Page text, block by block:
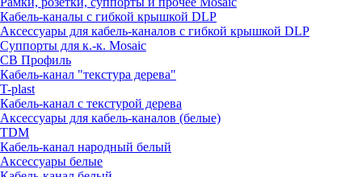
Кабель-каналы с гибкой крышкой DLP
Аксессуары для кабель-каналов с гибкой крышкой DLP
Суппорты для к.-к. Mosaic
СВ Профиль
Кабель-канал "текстура дерева"
T-plast
Кабель-канал с текстурой дерева
Аксессуары для кабель-каналов (белые)
TDM
Кабель-канал народный белый
Аксессуары белые